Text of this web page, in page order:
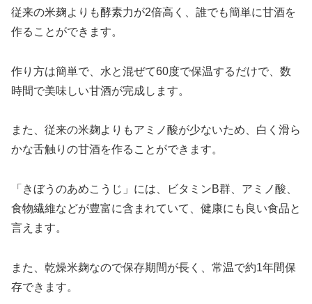
従来の米麹よりも酵素力が2倍高く、誰でも簡単に甘酒を
作ることができます。
作り方は簡単で、水と混ぜて60度で保温するだけで、数
時間で美味しい甘酒が完成します。
また、従来の米麹よりもアミノ酸が少ないため、白く滑ら
かな舌触りの甘酒を作ることができます。
「きぼうのあめこうじ」には、ビタミンB群、アミノ酸、
食物繊維などが豊富に含まれていて、健康にも良い食品と
言えます。
また、乾燥米麹なので保存期間が長く、常温で約1年間保
存できます。